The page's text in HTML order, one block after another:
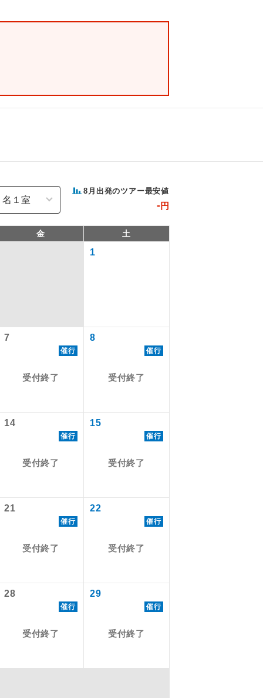
8 月出発のツアー最安値
-円
金 土
1
7
催行
受付終了
8
催行
受付終了
14
催行
受付終了
15
催行
受付終了
21
催行
受付終了
22
催行
受付終了
28
催行
受付終了
29
催行
受付終了